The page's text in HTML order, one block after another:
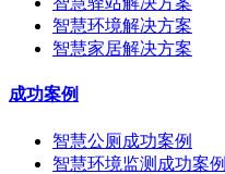
智慧环境解决方案
智慧家居解决方案
成功案例
智慧公厕成功案例
智慧环境监测成功案例